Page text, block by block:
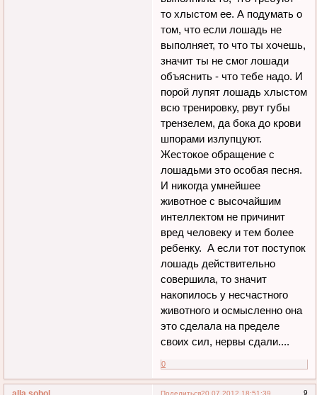
то хлыстом ее. А подумать о
том, что если лошадь не
выполняет, то что ты хочешь,
значит ты не смог лошади
объяснить - что тебе надо. И
порой лупят лошадь хлыстом
всю тренировку, рвут губы
трензелем, да бока до крови
шпорами излупцуют.
Жестокое обращение с
лошадьми это особая песня.
И никогда умнейшее
животное с высочайшим
интеллектом не причинит
вред человеку и тем более
ребенку. А если тот поступок
лошадь действительно
совершила, то значит
накопилось у несчастного
животного и осмысленно она
это сделала на пределе
своих сил, нервы сдали....
0
Поделиться 9
20.07.2012 18:51:39